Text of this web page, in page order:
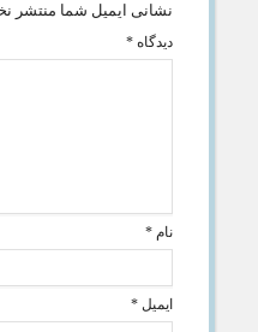
نشانی ایمیل شما منتشر
دیدگاه *
نام *
ایمیل *